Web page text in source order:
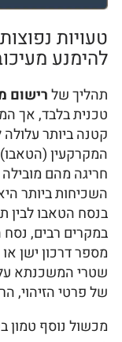
טעויות
להימנע
תהליך שלרישום
טכנית בלבד, אך
קטנה ביותר
המקרקעין
חריגה מהם
השכיחות ביותר
בנסח הטאבו לבין
במקרים רבים,
מספר דרכון ישן
שטרי המשכנתא
של פרטי הזיהוי,
מכשול נוסף